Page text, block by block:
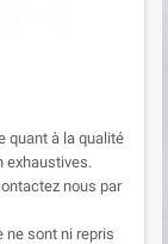
quant à la qualité
exhaustives.
nous par
ne sont ni repris